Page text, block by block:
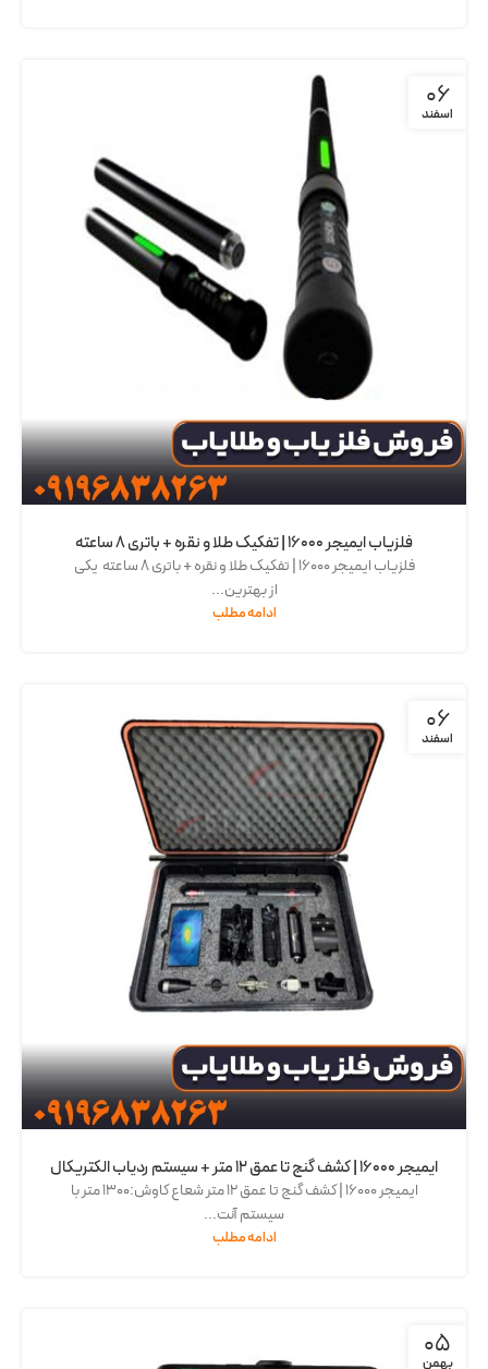
06
اسفند
فلزیاب ایمیجر 16000 | تفکیک طلا و نقره + باتری 8 ساعته
فلزیاب ایمیجر 16000 | تفکیک طلا و نقره + باتری 8 ساعته یکی
از بهترین...
ادامه مطلب
06
اسفند
ایمیجر 16000 | کشف گنج تا عمق 12 متر + سیستم ردیاب الکتریکال
ایمیجر 16000 | کشف گنج تا عمق 12 متر شعاع کاوش:۱۳۰۰ متر با
سیستم آنت...
ادامه مطلب
05
بهمن